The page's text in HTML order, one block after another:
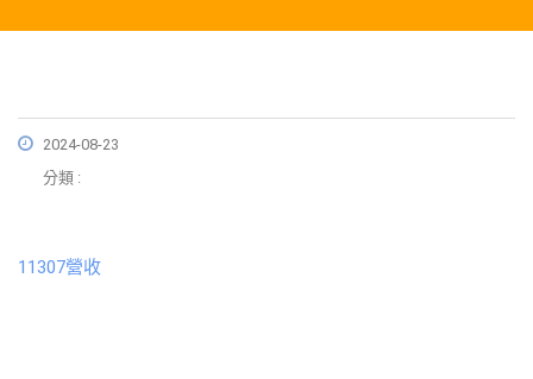
2024-08-23
分類 :
11307營收